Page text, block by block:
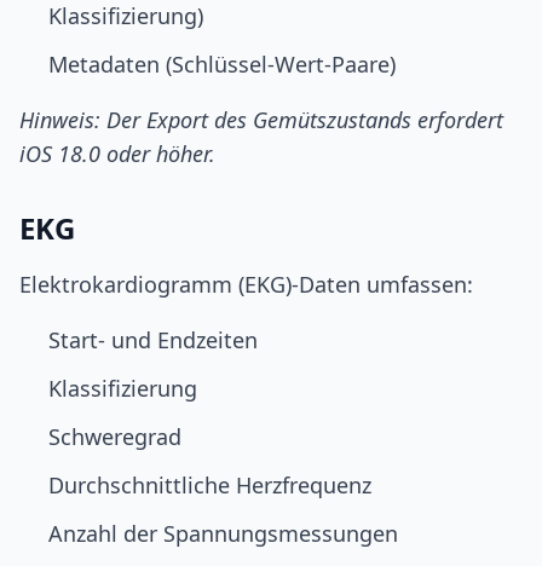
Klassifizierung)
Metadaten (Schlüssel-Wert-Paare)
Hinweis: Der Export des Gemütszustands erfordert
iOS 18.0 oder höher.
EKG
Elektrokardiogramm (EKG)-Daten umfassen:
Start- und Endzeiten
Klassifizierung
Schweregrad
Durchschnittliche Herzfrequenz
Anzahl der Spannungsmessungen